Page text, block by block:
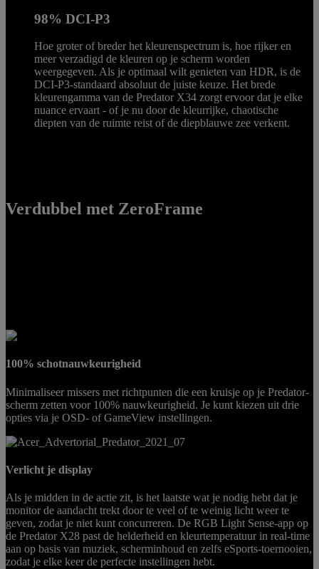
98% DCI-P3
Hoe groter of breder het kleurenspectrum is, hoe rijker en
meer verzadigd de kleuren op je scherm worden
weergegeven. Als je optimaal wilt genieten van HDR, is de
DCI-P3-standaard absoluut de juiste keuze. Het brede
kleurengamma van de Predator X34 zorgt ervoor dat je elke
nuance ervaart - of je nu door de kleurrijke, chaotische
diepten van de ruimte reist of de diepblauwe zee verkent.
Verdubbel met ZeroFrame
100% schotnauwkeurigheid
Minimaliseer missers met richtpunten die een kruisje op je Predator-
scherm zetten voor 100% nauwkeurigheid. Je kunt kiezen uit drie
opties via je OSD- of GameView instellingen.
Verlicht je display
Als je midden in de actie zit, is het laatste wat je nodig hebt dat je
monitor de aandacht trekt door te veel of te weinig licht weer te
geven, zodat je niet kunt concurreren. De RGB Light Sense-app op
de Predator X28 past de helderheid en kleurtemperatuur in real-time
aan op basis van muziek, scherminhoud en zelfs eSports-toernooien,
zodat je elke keer de perfecte instellingen hebt.